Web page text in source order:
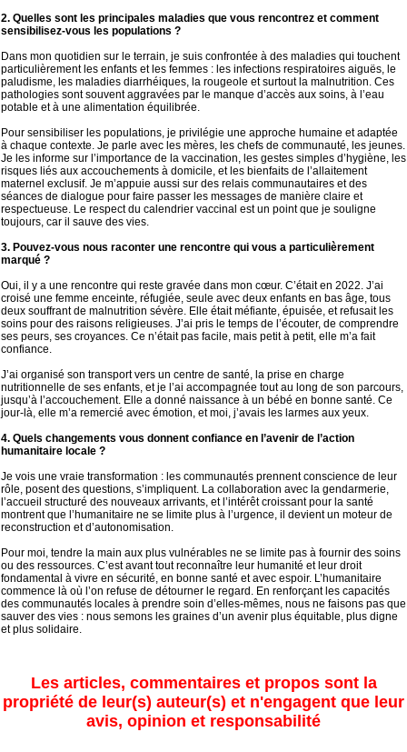
2. Quelles sont les principales maladies que vous rencontrez et comment
sensibilisez-vous les populations ?
Dans mon quotidien sur le terrain, je suis confrontée à des maladies qui touchent
particulièrement les enfants et les femmes : les infections respiratoires aiguës, le
paludisme, les maladies diarrhéiques, la rougeole et surtout la malnutrition. Ces
pathologies sont souvent aggravées par le manque d’accès aux soins, à l’eau
potable et à une alimentation équilibrée.
Pour sensibiliser les populations, je privilégie une approche humaine et adaptée
à chaque contexte. Je parle avec les mères, les chefs de communauté, les jeunes.
Je les informe sur l’importance de la vaccination, les gestes simples d’hygiène, les
risques liés aux accouchements à domicile, et les bienfaits de l’allaitement
maternel exclusif. Je m’appuie aussi sur des relais communautaires et des
séances de dialogue pour faire passer les messages de manière claire et
respectueuse. Le respect du calendrier vaccinal est un point que je souligne
toujours, car il sauve des vies.
3. Pouvez-vous nous raconter une rencontre qui vous a particulièrement
marqué ?
Oui, il y a une rencontre qui reste gravée dans mon cœur. C’était en 2022. J’ai
croisé une femme enceinte, réfugiée, seule avec deux enfants en bas âge, tous
deux souffrant de malnutrition sévère. Elle était méfiante, épuisée, et refusait les
soins pour des raisons religieuses. J’ai pris le temps de l’écouter, de comprendre
ses peurs, ses croyances. Ce n’était pas facile, mais petit à petit, elle m’a fait
confiance.
J’ai organisé son transport vers un centre de santé, la prise en charge
nutritionnelle de ses enfants, et je l’ai accompagnée tout au long de son parcours,
jusqu’à l’accouchement. Elle a donné naissance à un bébé en bonne santé. Ce
jour-là, elle m’a remercié avec émotion, et moi, j’avais les larmes aux yeux.
4. Quels changements vous donnent confiance en l’avenir de l’action
humanitaire locale ?
Je vois une vraie transformation : les communautés prennent conscience de leur
rôle, posent des questions, s’impliquent. La collaboration avec la gendarmerie,
l’accueil structuré des nouveaux arrivants, et l’intérêt croissant pour la santé
montrent que l’humanitaire ne se limite plus à l’urgence, il devient un moteur de
reconstruction et d’autonomisation.
Pour moi, tendre la main aux plus vulnérables ne se limite pas à fournir des soins
ou des ressources. C’est avant tout reconnaître leur humanité et leur droit
fondamental à vivre en sécurité, en bonne santé et avec espoir. L’humanitaire
commence là où l’on refuse de détourner le regard. En renforçant les capacités
des communautés locales à prendre soin d’elles-mêmes, nous ne faisons pas que
sauver des vies : nous semons les graines d’un avenir plus équitable, plus digne
et plus solidaire.
Les articles, commentaires et propos sont la
propriété de leur(s) auteur(s) et n'engagent que leur
avis, opinion et responsabilité